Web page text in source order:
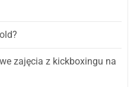
zajęcia z kickboxingu na